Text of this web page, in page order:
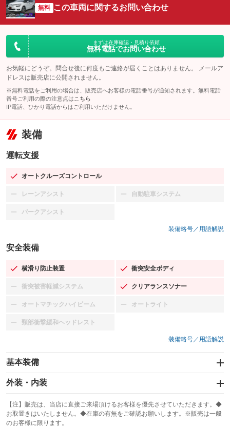
無料 この車両に関するお問い合わせ
まずは在庫確認・見積り依頼
無料電話でお問い合わせ
お気軽にどうぞ。問合せ後に何度もご連絡が届くことはありません。 メールア
ドレスは販売店に公開されません。
※無料電話をご利用の場合は、販売店へお客様の電話番号が通知されます。無料電話
番号ご利用の際の注意点は こちら
IP電話、ひかり電話からはご利用いただけません。
装備
運転支援
オートクルーズコントロール
：装備あり
レーンアシスト
：装備なし 自動駐車システム
：装備なし
パークアシスト
：装備なし
装備略号／用語解説
安全装備
横滑り防止装置
：装備あり 衝突安全ボディ
：装備あり
衝突被害軽減システム
：装備なし クリアランスソナー
：装備あり
オートマチックハイビーム
：装備なし オートライト
：装備なし
頸部衝撃緩和ヘッドレスト
：装備なし
装備略号／用語解説
基本装備
エアバッグ：運転席/助手席/サイド
：装備あり
：装備なし
サンルーフ
：装備あり ABS
外装・内装
カーナビ：メモリーナビ他
：装備あり
TV
：装備なし
【注】販売は、当店に直接ご来場頂けるお客様を優先させていただきます。◆
お取置きはいたしません。◆在庫の有無をご確認お願いします。※販売は一般
のお客様に限ります。